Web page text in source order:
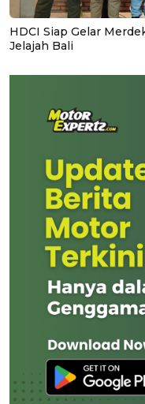
HDCI Siap Gelar
Jelajah Bali